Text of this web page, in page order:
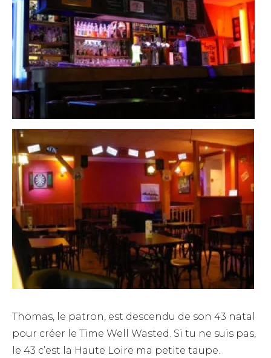
Thomas, le patron, est descendu de son 43 natal
pour créer le Time Well Wasted. Si tu ne suis pas,
le 43 c’est la Haute Loire ma petite taupe.